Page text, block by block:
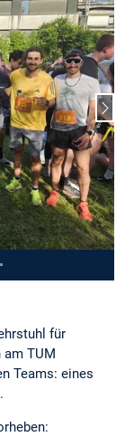
für
TUM
Teams: eines